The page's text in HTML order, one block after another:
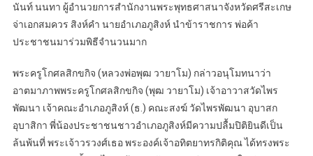
นันท์ นนทา ผู้อำนวยการสำนักงานพระพุทธศาสนาจังหวัดศรีสะเกษ
จ่าเอกสมควร สิงห์คำ นายอำเภอภูสิงห์ นำข้าราชการ พ่อค้า
ประชาชนมาร่วมพิธีจำนวนมาก
พระครูโกศลสิกขกิจ (หลวงพ่อพุฒ วายาโม) กล่าวอนุโมทนาว่า
อาตมาภาพพระครูโกศลสิกขกิจ (พุฒ วายาโม) เจ้าอาวาสวัดไพร
พัฒนา เจ้าคณะอำเภอภูสิงห์ (ธ.) คณะสงฆ์ วัดไพรพัฒนา อุบาสก
อุบาสิกา พี่น้องประชาชนชาวอำเภอภูสิงห์มีความปลื้มปิติยินดีเป็น
ล้นพ้นที่ พระเจ้าวรวงศ์เธอ พระองค์เจ้าอทิตยาทรกิติคุณ ได้ทรงพระ